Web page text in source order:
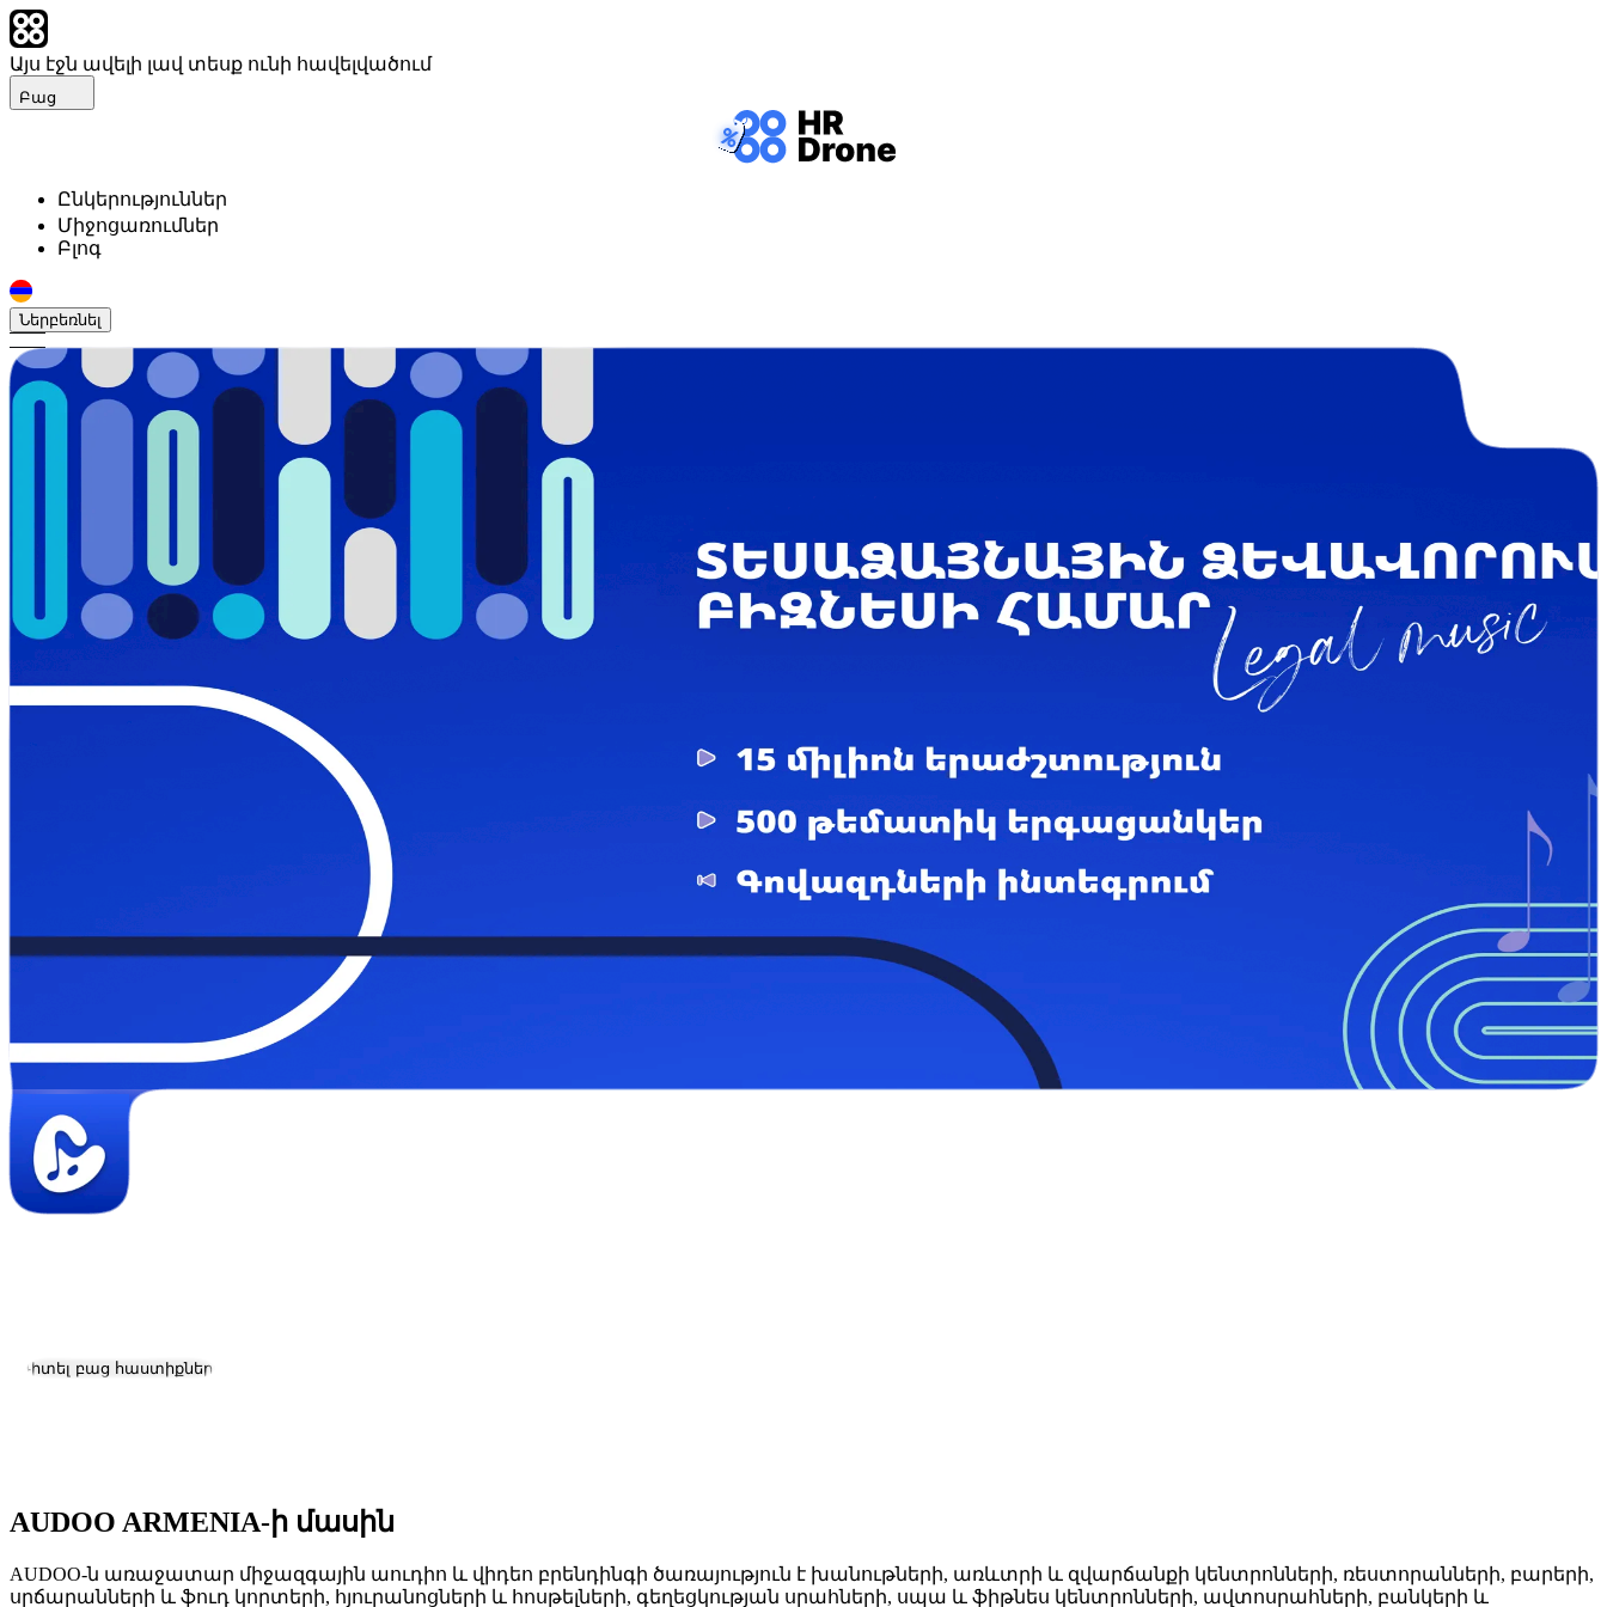
Այս էջն ավելի լավ տեսք ունի հավելվածում
Բաց
Ընկերություններ
Միջոցառումներ
Բլոգ
Ներբեռնել
Դիտել բաց հաստիքները
AUDOO ARMENIA-ի մասին
AUDOO-ն առաջատար միջազգային աուդիո և վիդեո բրենդինգի ծառայություն է խանութների, առևտրի և զվարճանքի կենտրոնների, ռեստորանների, բարերի,
սրճարանների և ֆուդ կորտերի, հյուրանոցների և հոսթելների, գեղեցկության սրահների, սպա և ֆիթնես կենտրոնների, ավտոսրահների, բանկերի և